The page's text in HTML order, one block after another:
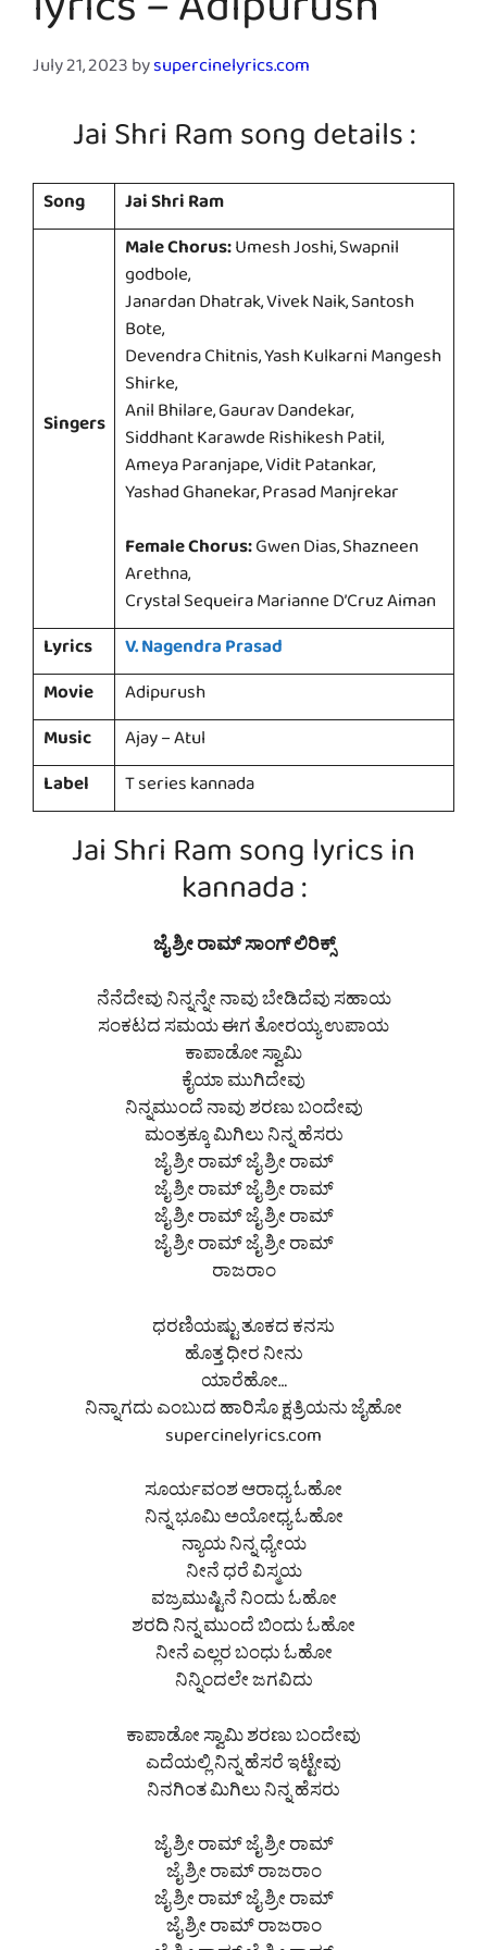
July 21, 2023bysupercinelyrics.com
Jai Shri Ram song details :
Song Jai Shri Ram
Singers
Male Chorus:Umesh Joshi, Swapnil
godbole,
Janardan Dhatrak, Vivek Naik, Santosh
Bote,
Devendra Chitnis, Yash Kulkarni Mangesh
Shirke,
Anil Bhilare, Gaurav Dandekar,
Siddhant Karawde Rishikesh Patil,
Ameya Paranjape, Vidit Patankar,
Yashad Ghanekar, Prasad Manjrekar
Female Chorus:Gwen Dias, Shazneen
Arethna,
Crystal Sequeira Marianne D’Cruz Aiman
Lyrics
V. Nagendra Prasad
Movie
Adipurush
Music
Ajay – Atul
Label
T series kannada
Jai Shri Ram song lyrics in
kannada :
ಜೈ ಶ್ರೀ ರಾಮ್ ಸಾಂಗ್ ಲಿರಿಕ್ಸ್
ನೆನೆದೇವು ನಿನ್ನನ್ನೇ ನಾವು ಬೇಡಿದೆವು ಸಹಾಯ
ಸಂಕಟದ ಸಮಯ ಈಗ ತೋರಯ್ಯ ಉಪಾಯ
ಕಾಪಾಡೋ ಸ್ವಾಮಿ
ಕೈಯಾ ಮುಗಿದೇವು
ನಿನ್ನಮುಂದೆ ನಾವು ಶರಣು ಬಂದೇವು
ಮಂತ್ರಕ್ಕೂ ಮಿಗಿಲು ನಿನ್ನ ಹೆಸರು
ಜೈ ಶ್ರೀ ರಾಮ್ ಜೈ ಶ್ರೀ ರಾಮ್
ಜೈ ಶ್ರೀ ರಾಮ್ ಜೈ ಶ್ರೀ ರಾಮ್
ಜೈ ಶ್ರೀ ರಾಮ್ ಜೈ ಶ್ರೀ ರಾಮ್
ಜೈ ಶ್ರೀ ರಾಮ್ ಜೈ ಶ್ರೀ ರಾಮ್
ರಾಜರಾಂ
ಧರಣಿಯಷ್ಟು ತೂಕದ ಕನಸು
ಹೊತ್ತ ಧೀರ ನೀನು
ಯಾರೆಹೋ…
ನಿನ್ನಾಗದು ಎಂಬುದ ಹಾರಿಸೊ ಕ್ಷತ್ರಿಯನು ಜೈಹೋ
supercinelyrics.com
ಸೂರ್ಯವಂಶ ಆರಾಧ್ಯ ಓಹೋ
ನಿನ್ನ ಭೂಮಿ ಅಯೋಧ್ಯ ಓಹೋ
ನ್ಯಾಯ ನಿನ್ನ ಧ್ಯೇಯ
ನೀನೆ ಧರೆ ವಿಸ್ಮಯ
ವಜ್ರಮುಷ್ಟಿನೆ ನಿಂದು ಓಹೋ
ಶರದಿ ನಿನ್ನ ಮುಂದೆ ಬಿಂದು ಓಹೋ
ನೀನೆ ಎಲ್ಲರ ಬಂಧು ಓಹೋ
ನಿನ್ನಿಂದಲೇ ಜಗವಿದು
ಕಾಪಾಡೋ ಸ್ವಾಮಿ ಶರಣು ಬಂದೇವು
ಎದೆಯಲ್ಲಿ ನಿನ್ನ ಹೆಸರೆ ಇಟ್ಟೇವು
ನಿನಗಿಂತ ಮಿಗಿಲು ನಿನ್ನ ಹೆಸರು
ಜೈ ಶ್ರೀ ರಾಮ್ ಜೈ ಶ್ರೀ ರಾಮ್
ಜೈ ಶ್ರೀ ರಾಮ್ ರಾಜರಾಂ
ಜೈ ಶ್ರೀ ರಾಮ್ ಜೈ ಶ್ರೀ ರಾಮ್
ಜೈ ಶ್ರೀ ರಾಮ್ ರಾಜರಾಂ